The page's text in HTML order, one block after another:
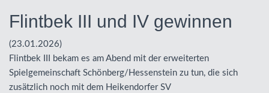
Flintbek III und IV gewinnen
(23.01.2026)
Flintbek
bekam es am Abend mit der erweiterten
Spielgemeinschaft Schönberg/Hessenstein zu tun, die sich
zusätzlich noch mit dem Heikendorfer SV